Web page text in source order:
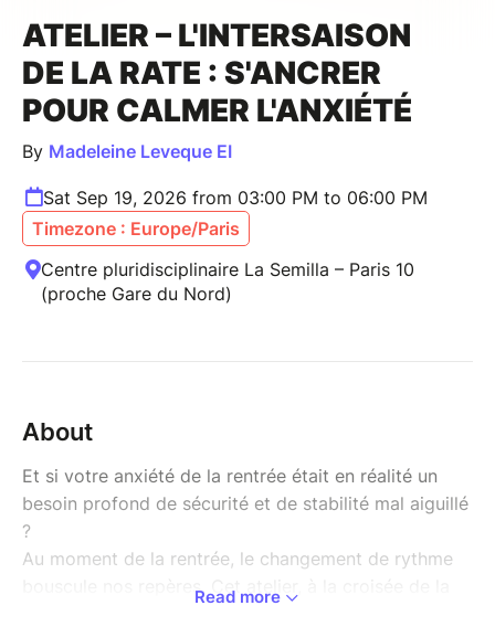
ATELIER – L'INTERSAISON
DE LA RATE : S'ANCRER
POUR CALMER L'ANXIÉTÉ
By Madeleine Leveque EI
Sat Sep 19, 2026 from 03:00 PM to 06:00 PM
Timezone : Europe/Paris
Centre pluridisciplinaire La Semilla – Paris 10
(proche Gare du Nord)
About
Et si votre anxiété de la rentrée était en réalité un
besoin profond de sécurité et de stabilité mal aiguillé
?
Au moment de la rentrée, le changement de rythme
bouscule nos repères. Cet atelier, à la croisée de la
Read more